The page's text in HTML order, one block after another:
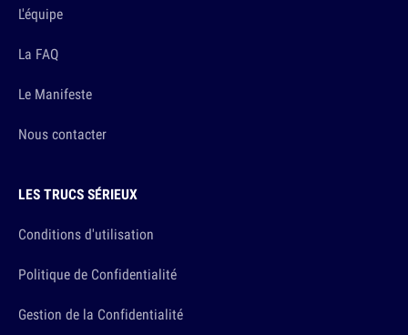
L'équipe
La FAQ
Le Manifeste
Nous contacter
LES TRUCS SÉRIEUX
Conditions d'utilisation
Politique de Confidentialité
Gestion de la Confidentialité